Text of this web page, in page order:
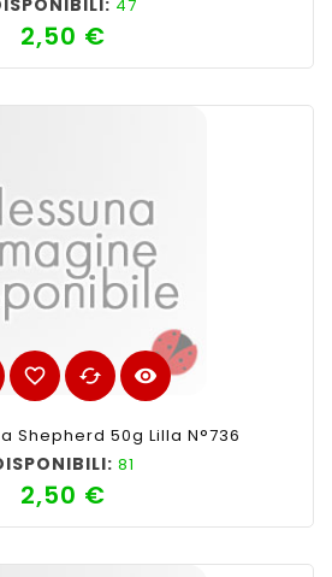
47
2,50 €Prezzo
favorite_border cached visibility
Shepherd 50g Lilla N°736
81
2,50 €Prezzo